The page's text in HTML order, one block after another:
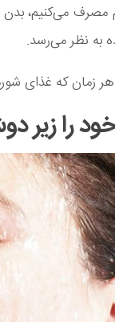
مصرف می‌کنیم،
به نظر می‌رسد.
زمان که غذای